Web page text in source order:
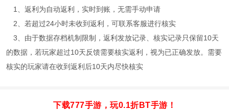
1、返利为自动返利，实时到账，无需手动申请
2、若超过24小时未收到返利，可联系客服进行核实
3、由于数据存档机制限制，返利发放记录、核实记录只保留10天
的数据，若玩家超过10天反馈需要核实返利，视为已正确发放。需要
核实的玩家请在收到返利后10天内尽快核实
下载777手游，玩0.1折BT手游！